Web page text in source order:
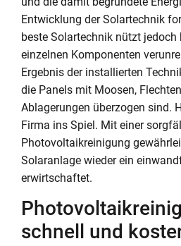
Entwicklung der Solartechnik
beste Solartechnik nützt jedoch
einzelnen Komponenten
Ergebnis der installierten
die Panels mit Moosen,
Ablagerungen überzogen sind.
Firma ins Spiel. Mit einer
Photovoltaikreinigung
Solaranlage wieder ein
erwirtschaftet.
schnell und